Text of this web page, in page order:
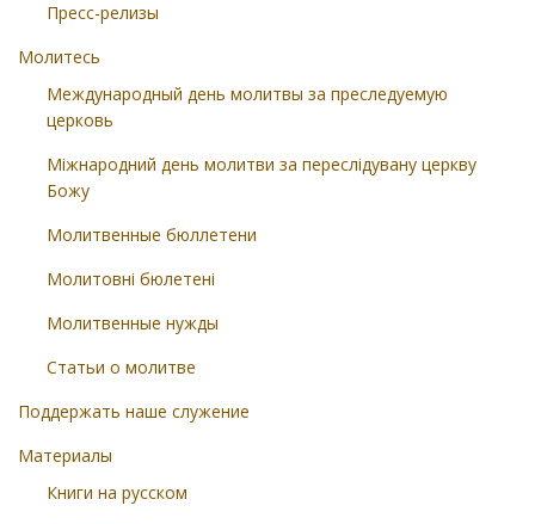
Пресс-релизы
Молитесь
Международный день молитвы за преследуемую
церковь
Міжнародний день молитви за переслідувану церкву
Божу
Молитвенные бюллетени
Молитовні бюлетені
Молитвенные нужды
Статьи о молитве
Поддержать наше служение
Материалы
Книги на русском